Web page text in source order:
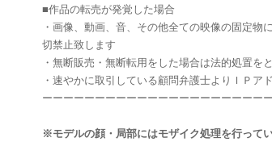
■作品の転売が発覚した場合
・画像、動画、音、その他全ての映像の固定
切禁止致します
・無断販売・無断転用をした場合は法的処置を
・速やかに取引している顧問弁護士よりＩＰア
ーーーーーーーーーーーーーーーーーーーーー
※モデルの顔・局部にはモザイク処理を行って